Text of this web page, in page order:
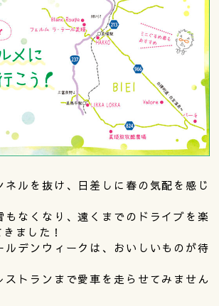
ネルを抜け、日差しに春の気配を感じ
もなくなり、遠くまでのドライブを楽
ました！
ルデンウィークは、おいしいものが待
ストランまで愛車を走らせてみません